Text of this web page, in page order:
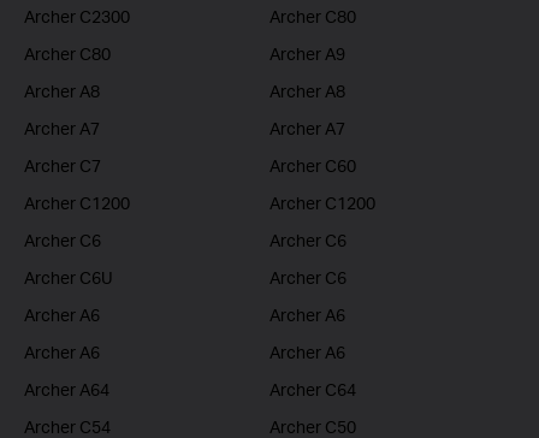
Archer C2300
Archer C80
Archer C80
Archer A9
Archer A8
Archer A8
Archer A7
Archer A7
Archer C7
Archer C60
Archer C1200
Archer C1200
Archer C6
Archer C6
Archer C6U
Archer C6
Archer A6
Archer A6
Archer A6
Archer A6
Archer A64
Archer C64
Archer C54
Archer C50